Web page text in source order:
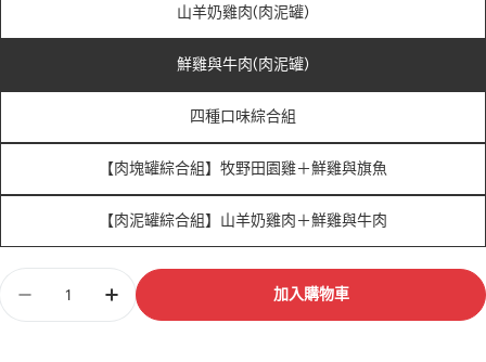
山羊奶雞肉(肉泥罐)
鮮雞與牛肉(肉泥罐)
四種口味綜合組
【肉塊罐綜合組】牧野田園雞＋鮮雞與旗魚
【肉泥罐綜合組】山羊奶雞肉＋鮮雞與牛肉
量
加入購物車